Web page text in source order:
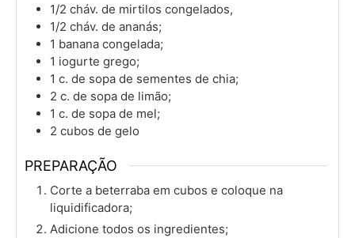
1/2 cháv. de mirtilos congelados,
1/2 cháv. de ananás;
1 banana congelada;
1 iogurte grego;
1 c. de sopa de sementes de chia;
2 c. de sopa de limão;
1 c. de sopa de mel;
2 cubos de gelo
PREPARAÇÃO
Corte a beterraba em cubos e coloque na
liquidificadora;
Adicione todos os ingredientes;